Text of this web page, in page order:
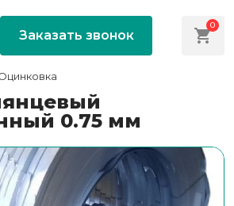
Заказать звонок
0
0.75 мм